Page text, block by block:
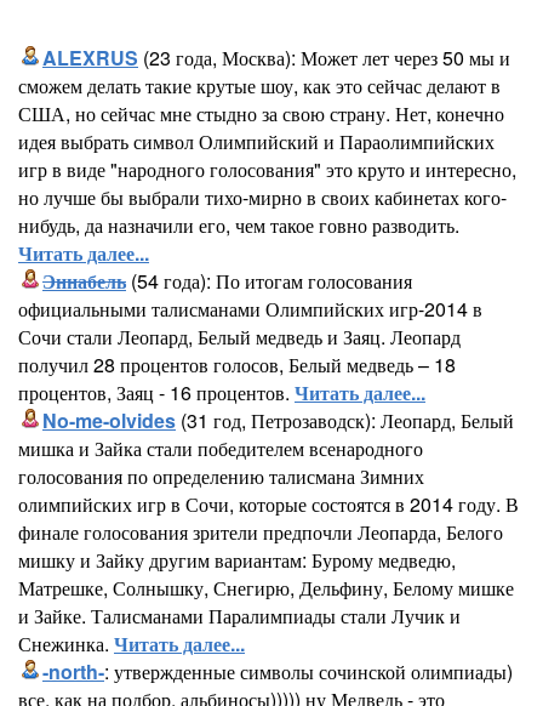
ALEXRUS (23 года, Москва): Может лет через 50 мы и
сможем делать такие крутые шоу, как это сейчас делают в
США, но сейчас мне стыдно за свою страну. Нет, конечно
идея выбрать символ Олимпийский и Параолимпийских
игр в виде "народного голосования" это круто и интересно,
но лучше бы выбрали тихо-мирно в своих кабинетах кого-
нибудь, да назначили его, чем такое говно разводить.
Читать далее...
Эннабель (54 года): По итогам голосования
официальными талисманами Олимпийских игр-2014 в
Сочи стали Леопард, Белый медведь и Заяц. Леопард
получил 28 процентов голосов, Белый медведь – 18
процентов, Заяц - 16 процентов. Читать далее...
No-me-olvides (31 год, Петрозаводск): Леопард, Белый
мишка и Зайка стали победителем всенародного
голосования по определению талисмана Зимних
олимпийских игр в Сочи, которые состоятся в 2014 году. В
финале голосования зрители предпочли Леопарда, Белого
мишку и Зайку другим вариантам: Бурому медведю,
Матрешке, Солнышку, Снегирю, Дельфину, Белому мишке
и Зайке. Талисманами Паралимпиады стали Лучик и
Снежинка. Читать далее...
-north-: утвержденные символы сочинской олимпиады)
все, как на подбор, альбиносы))))) ну Медведь - это